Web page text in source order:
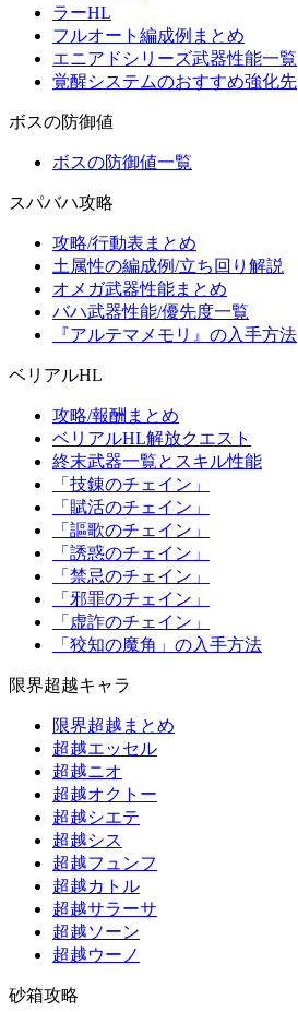
ラーHL
フルオート編成例まとめ
エニアドシリーズ武器性能一覧
覚醒システムのおすすめ強化先
ボスの防御値
ボスの防御値一覧
スパバハ攻略
攻略/行動表まとめ
土属性の編成例/立ち回り解説
オメガ武器性能まとめ
バハ武器性能/優先度一覧
『アルテマメモリ』の入手方法
ベリアルHL
攻略/報酬まとめ
ベリアルHL解放クエスト
終末武器一覧とスキル性能
「技錬のチェイン」
「賦活のチェイン」
「謳歌のチェイン」
「誘惑のチェイン」
「禁忌のチェイン」
「邪罪のチェイン」
「虚詐のチェイン」
「狡知の魔角」の入手方法
限界超越キャラ
限界超越まとめ
超越エッセル
超越ニオ
超越オクトー
超越シエテ
超越シス
超越フュンフ
超越カトル
超越サラーサ
超越ソーン
超越ウーノ
砂箱攻略